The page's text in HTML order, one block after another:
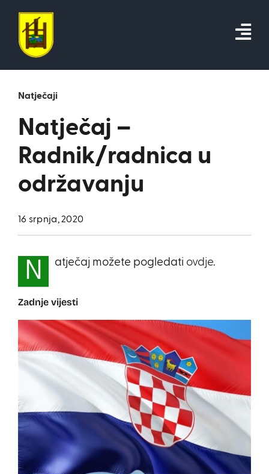
content
Natječaji
Natječaj –
Radnik/radnica u
održavanju
16 srpnja, 2020
N atječaj možete pogledati ovdje.
Zadnje vijesti